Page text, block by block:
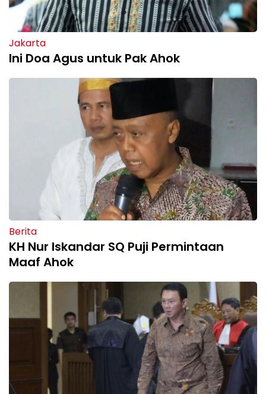
Jakarta
Ini Doa Agus untuk Pak Ahok
Berita
KH Nur Iskandar SQ Puji Permintaan
Maaf Ahok